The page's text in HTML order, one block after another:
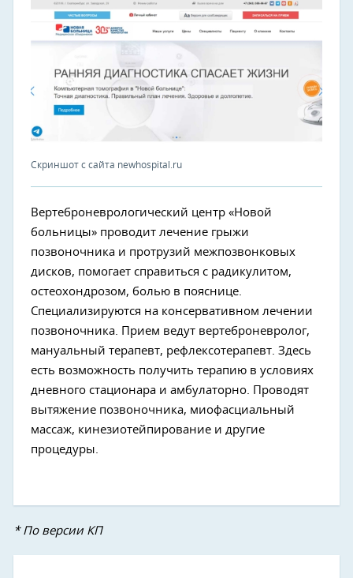
Скриншот с сайта newhospital.ru
Вертеброневрологический центр «Новой
больницы» проводит лечение грыжи
позвоночника и протрузий межпозвонковых
дисков, помогает справиться с радикулитом,
остеохондрозом, болью в пояснице.
Специализируются на консервативном лечении
позвоночника. Прием ведут вертеброневролог,
мануальный терапевт, рефлексотерапевт. Здесь
есть возможность получить терапию в условиях
дневного стационара и амбулаторно. Проводят
вытяжение позвоночника, миофасциальный
массаж, кинезиотейпирование и другие
процедуры.
* По версии КП